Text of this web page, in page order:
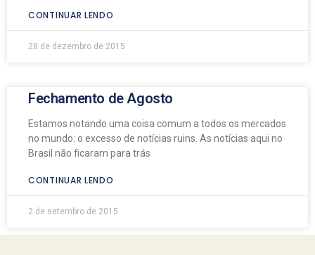
CONTINUAR LENDO
28 de dezembro de 2015
Fechamento de Agosto
Estamos notando uma coisa comum a todos os mercados
no mundo: o excesso de notícias ruins. As notícias aqui no
Brasil não ficaram para trás
CONTINUAR LENDO
2 de setembro de 2015